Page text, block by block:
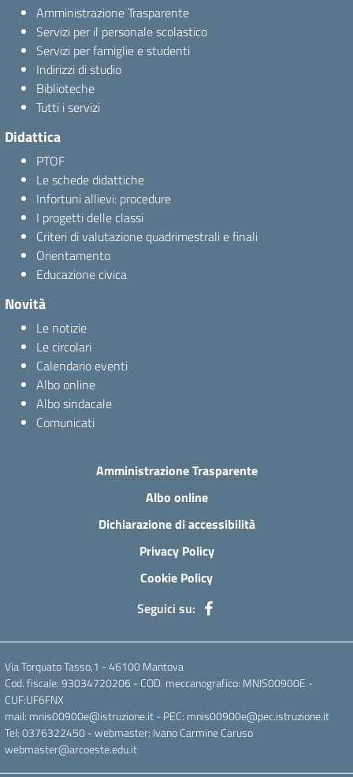
Amministrazione Trasparente
Servizi per il personale scolastico
Servizi per famiglie e studenti
Indirizzi di studio
Biblioteche
Tutti i servizi
Didattica
PTOF
Le schede didattiche
Infortuni allievi: procedure
I progetti delle classi
Criteri di valutazione quadrimestrali e finali
Orientamento
Educazione civica
Novità
Le notizie
Le circolari
Calendario eventi
Albo online
Albo sindacale
Comunicati
Amministrazione Trasparente
Albo online
Dichiarazione di accessibilità
Privacy Policy
Cookie Policy
Seguici su:
Via Torquato Tasso,1 - 46100 Mantova
Cod. fiscale: 93034720206 - COD. meccanografico: MNIS00900E -
CUF:UF6FNX
mail: mnis00900e@istruzione.it - PEC: mnis00900e@pec.istruzione.it
Tel: 0376322450 - webmaster: Ivano Carmine Caruso
webmaster@arcoeste.edu.it